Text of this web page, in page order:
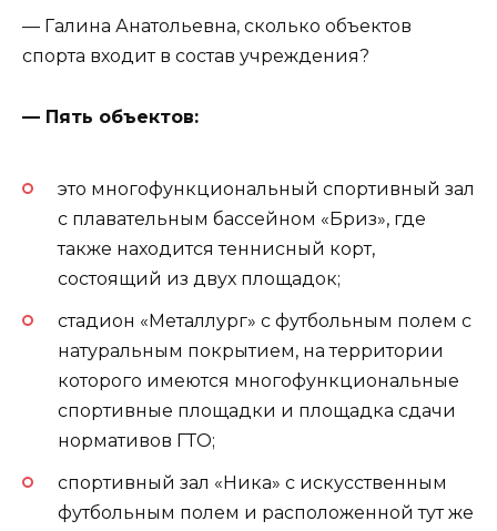
— Галина Анатольевна, сколько объектов
спорта входит в состав учреждения?
— Пять объектов:
это многофункциональный спортивный зал
с плавательным бассейном «Бриз», где
также находится теннисный корт,
состоящий из двух площадок;
стадион «Металлург» с футбольным полем с
натуральным покрытием, на территории
которого имеются многофункциональные
спортивные площадки и площадка сдачи
нормативов ГТО;
спортивный зал «Ника» с искусственным
футбольным полем и расположенной тут же